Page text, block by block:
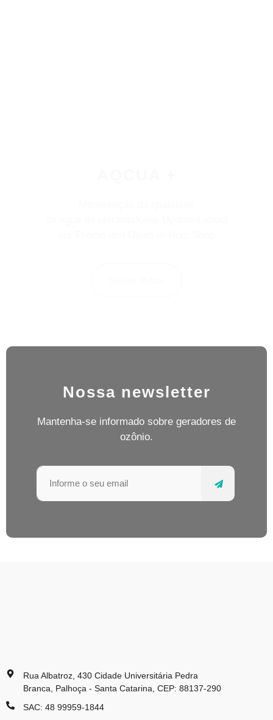
Nossa newsletter
Mantenha-se informado sobre geradores de
ozônio.
Rua Albatroz, 430 Cidade Universitária Pedra
Branca, Palhoça - Santa Catarina, CEP: 88137-290
SAC: 48 99959-1844